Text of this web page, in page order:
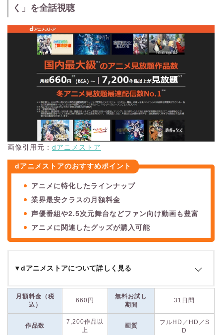
が対象。調査期間：2023年12月1日~22日、2024年12月1日~20日。(株)
コミュニケーション科学研究所調べ。
※2 プレゼントされたポイントでの月額料金支払いは不可
※3 『DMM TV』と『FANZA TV』は別サービス
く」を全話視聴
画像引用元： dアニメストア
dアニメストアのおすすめポイント
アニメに特化したラインナップ
業界最安クラスの月額料金
声優番組や2.5次元舞台などファン向け動画も豊富
アニメに関連したグッズが購入可能
▼dアニメストアについて詳しく見る
dアニメストアは、
ドコモが運営するアニメ専用動画配信サー
です。 アニメに特化したラインナップ
が特徴で、放送中の
アニメもいち早く視聴できます。声優によるラジオやライブ映
像、2.5次元舞台などアニメに関連したジャンルにも力を入れ
月額料金（税
込）
660円
無料お試し
期間
31日間
作品数
7,200作品以
上
画質
フルHD／HD／S
D